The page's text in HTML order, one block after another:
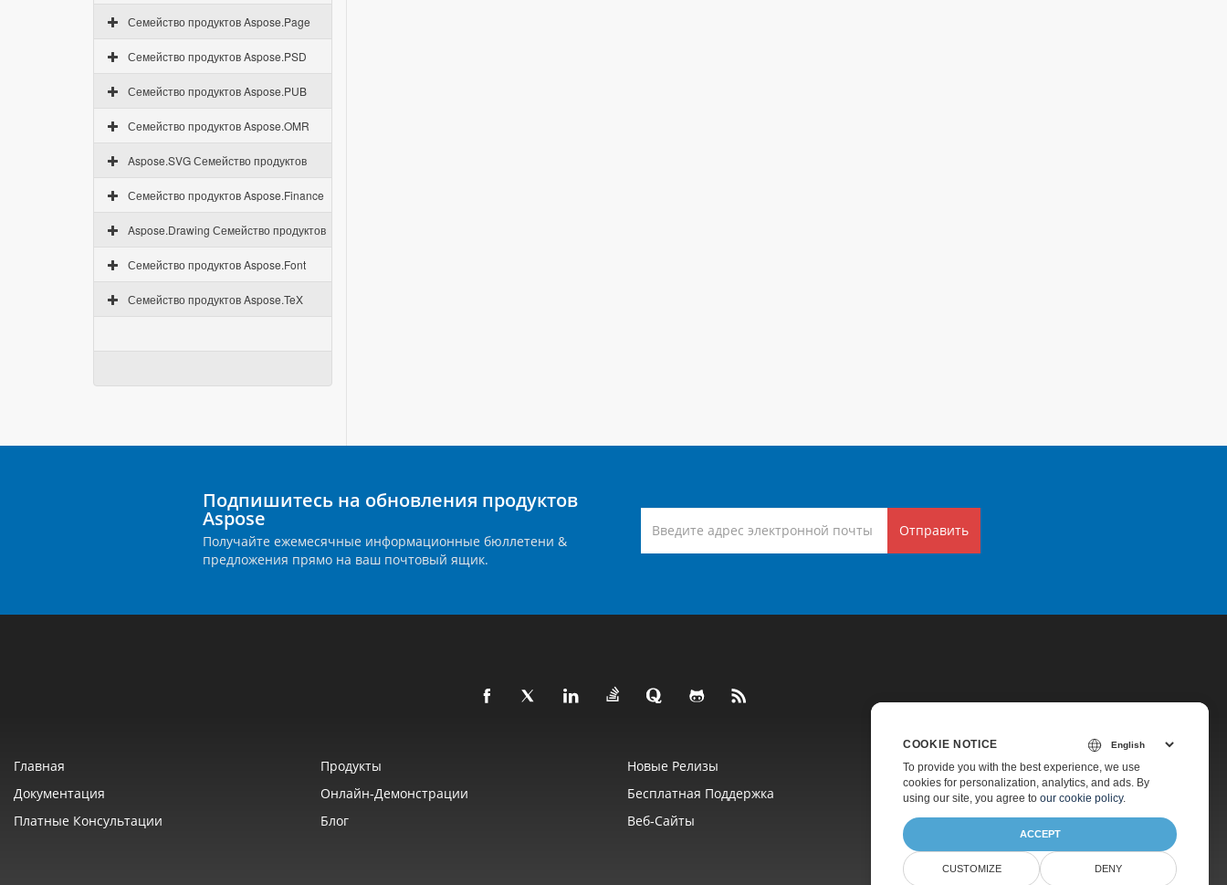
Семейство продуктов Aspose.Page
Семейство продуктов Aspose.PSD
Семейство продуктов Aspose.PUB
Семейство продуктов Aspose.OMR
Aspose.SVG Семейство продуктов
Семейство продуктов Aspose.Finance
Aspose.Drawing Семейство продуктов
Семейство продуктов Aspose.Font
Семейство продуктов Aspose.TeX
Подпишитесь на обновления продуктов
Aspose
Получайте ежемесячные информационные бюллетени &
предложения прямо на ваш почтовый ящик.
Отправить
Главная Продукты Новые Релизы
Цены
Документация
Онлайн‑демонстрации Бесплатная Поддержка
Платная Поддержка
Платные Консультации
Блог Веб‑сайты О Компании
COOKIE NOTICE
To provide you with the best experience, we use
cookies for personalization, analytics, and ads. By
using our site, you agree to our cookie policy.
ACCEPT
CUSTOMIZE DENY